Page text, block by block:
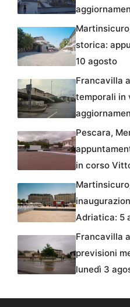
storica:
10 agosto
Francavilla
temporali in
Pescara,
in corso
Adriatica: 5
Francavilla
previsioni
lunedì 3